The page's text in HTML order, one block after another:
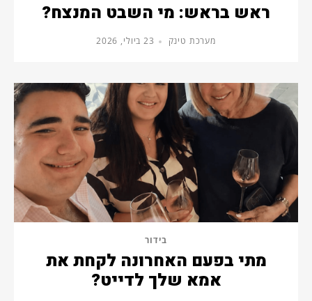
ראש בראש: מי השבט המנצח?
מערכת טינק 23 ביולי, 2026
בידור
מתי בפעם האחרונה לקחת את
אמא שלך לדייט?